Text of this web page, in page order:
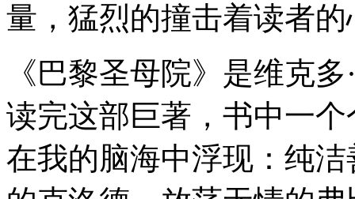
量，猛烈的撞击着读者的
《巴黎圣母院》是维克
读完这部巨著，书中一
在我的脑海中浮现：纯